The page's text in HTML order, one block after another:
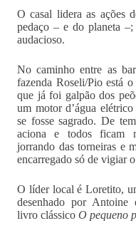
O casal lidera as ações
pedaço – e do planeta
audacioso.
No caminho entre as
fazenda Roseli/Pio está
que já foi galpão dos
um motor d’água
se fosse sagrado. De
aciona e todos ficam
jorrando das torneiras e
encarregado só de vigiar
O líder local é Loretito,
desenhado por Antoine
livro clássico O pequeno